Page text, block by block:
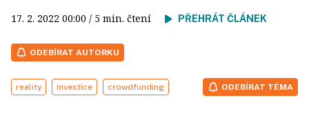
17. 2. 2022 00:00 / 5 min. čtení PŘEHRÁT ČLÁNEK
ODEBÍRAT AUTORKU
reality investice crowdfunding ODEBÍRAT TÉMA